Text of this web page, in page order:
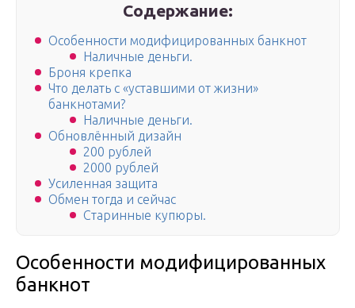
Содержание:
Особенности модифицированных банкнот
Наличные деньги.
Броня крепка
Что делать с «уставшими от жизни»
банкнотами?
Наличные деньги.
Обновлённый дизайн
200 рублей
2000 рублей
Усиленная защита
Обмен тогда и сейчас
Старинные купюры.
Особенности модифицированных
банкнот